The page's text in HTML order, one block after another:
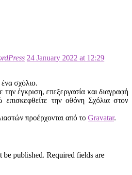
24 January 2022 at 12:29
ένα σχόλιο.
την έγκριση, επεξεργασία και διαγραφή
την οθόνη Σχόλια στον
προέρχονται από το Gravatar.
be published. Required fields are